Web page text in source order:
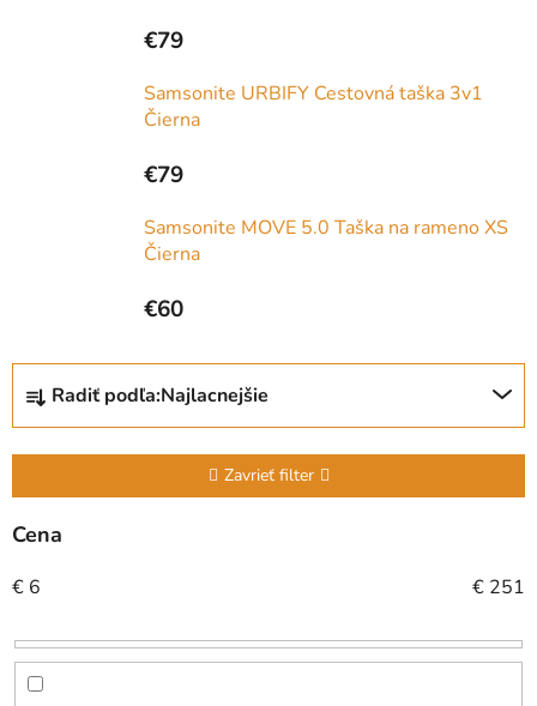
€79
Samsonite URBIFY Cestovná taška 3v1
Čierna
€79
Samsonite MOVE 5.0 Taška na rameno XS
Čierna
€60
R
d
n
i
p
o
Radiť podľa:Najlacnejšie
Zavrieť filter
Cena
€ 6 € 251